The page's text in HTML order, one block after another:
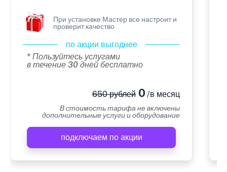
При установке Мастер все настроит и
проверит качество
по акции выгоднее
* Пользуйтесь услугами
в течение 30 дней бесплатно
650 рублей0 /в месяц
В стоимость тарифа не включены
дополнительные услуги и оборудование
подключаем по акции